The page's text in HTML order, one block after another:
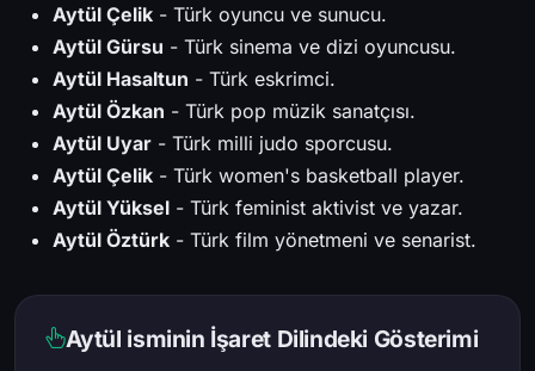
Aytül Çelik - Türk oyuncu ve sunucu.
Aytül Gürsu - Türk sinema ve dizi oyuncusu.
Aytül Hasaltun - Türk eskrimci.
Aytül Özkan - Türk pop müzik sanatçısı.
Aytül Uyar - Türk milli judo sporcusu.
Aytül Çelik - Türk women's basketball player.
Aytül Yüksel - Türk feminist aktivist ve yazar.
Aytül Öztürk - Türk film yönetmeni ve senarist.
Aytül isminin İşaret Dilindeki Gösterimi